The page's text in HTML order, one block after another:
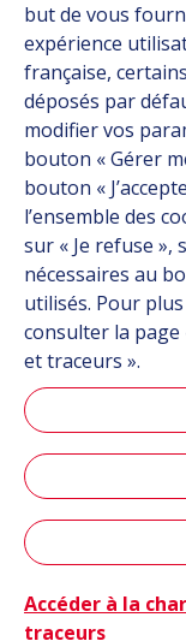
Ressources
À propos
Carrière
Contact
Suivez-nous
Linkedin
Instagram
Plan du site CGU
but de vous
expérience
française,
déposés par
modifier vos
bouton « Gérer
bouton «
l’ensemble des
sur « Je refuse »,
nécessaires au
utilisés. Pour
consulter la page
et traceurs ».
Accéder à la
traceurs